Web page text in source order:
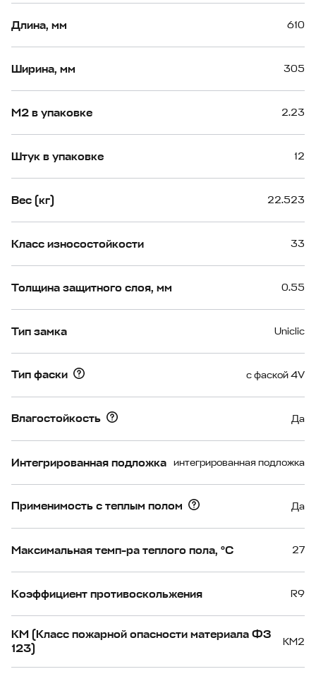
Длина, мм 610
Ширина, мм 305
М2 в упаковке 2.23
Штук в упаковке 12
Вес (кг) 22.523
Класс износостойкости 33
Толщина защитного слоя, мм 0.55
Тип замка Uniclic
Тип фаски с фаской 4V
Влагостойкость Да
Интегрированная подложка интегрированная подложка
Применимость с теплым полом Да
Максимальная темп-ра теплого пола, °С 27
Коэффициент противоскольжения R9
КМ (Класс пожарной опасности материала ФЗ
123)
КМ2